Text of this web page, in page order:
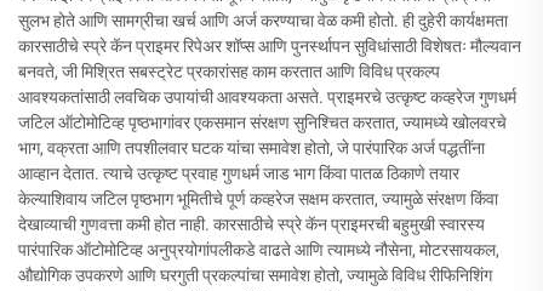
सुलभ होते आणि सामग्रीचा खर्च आणि अर्ज करण्याचा वेळ कमी होतो. ही दुहेरी कार्यक्षमता
कारसाठीचे स्प्रे कॅन प्राइमर रिपेअर शॉप्स आणि पुनर्स्थापन सुविधांसाठी विशेषतः मौल्यवान
बनवते, जी मिश्रित सबस्ट्रेट प्रकारांसह काम करतात आणि विविध प्रकल्प
आवश्यकतांसाठी लवचिक उपायांची आवश्यकता असते. प्राइमरचे उत्कृष्ट कव्हरेज गुणधर्म
जटिल ऑटोमोटिव्ह पृष्ठभागांवर एकसमान संरक्षण सुनिश्चित करतात, ज्यामध्ये खोलवरचे
भाग, वक्रता आणि तपशीलवार घटक यांचा समावेश होतो, जे पारंपारिक अर्ज पद्धतींना
आव्हान देतात. त्याचे उत्कृष्ट प्रवाह गुणधर्म जाड भाग किंवा पातळ ठिकाणे तयार
केल्याशिवाय जटिल पृष्ठभाग भूमितीचे पूर्ण कव्हरेज सक्षम करतात, ज्यामुळे संरक्षण किंवा
देखाव्याची गुणवत्ता कमी होत नाही. कारसाठीचे स्प्रे कॅन प्राइमरची बहुमुखी स्वारस्य
पारंपारिक ऑटोमोटिव्ह अनुप्रयोगांपलीकडे वाढते आणि त्यामध्ये नौसेना, मोटरसायकल,
औद्योगिक उपकरणे आणि घरगुती प्रकल्पांचा समावेश होतो, ज्यामुळे विविध रीफिनिशिंग